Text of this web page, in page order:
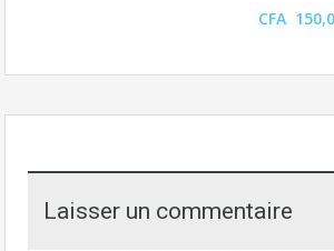
CFA
Laisser un commentaire